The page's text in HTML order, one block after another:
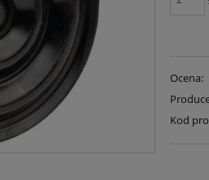
Ocena:
Kod